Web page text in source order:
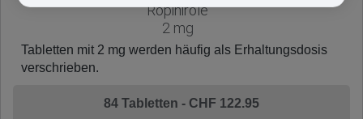
Ropinirole
2 mg
Tabletten mit 2 mg werden häufig als Erhaltungsdosis
verschrieben.
84 Tabletten - CHF 122.95